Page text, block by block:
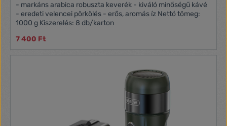
- markáns arabica robuszta keverék - kiváló minőségű kávé
- eredeti velencei pörkölés - erős, aromás íz Nettó tömeg:
1000 g Kiszerelés: 8 db/karton
7 400 Ft